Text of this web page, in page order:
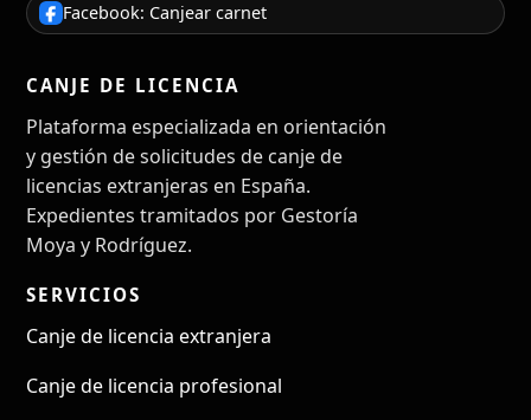
Facebook: Canjear carnet
CANJE DE LICENCIA
Plataforma especializada en orientación
y gestión de solicitudes de canje de
licencias extranjeras en España.
Expedientes tramitados por Gestoría
Moya y Rodríguez.
SERVICIOS
Canje de licencia extranjera
Canje de licencia profesional